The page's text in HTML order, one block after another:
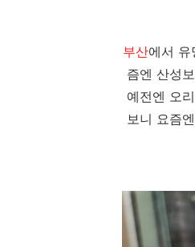
부산에서 유
즘엔 산성
예전엔 오
보니 요즘